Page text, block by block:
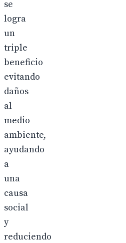
se
logra
un
triple
beneficio
evitando
daños
al
medio
ambiente,
ayudando
a
una
causa
social
y
reduciendo